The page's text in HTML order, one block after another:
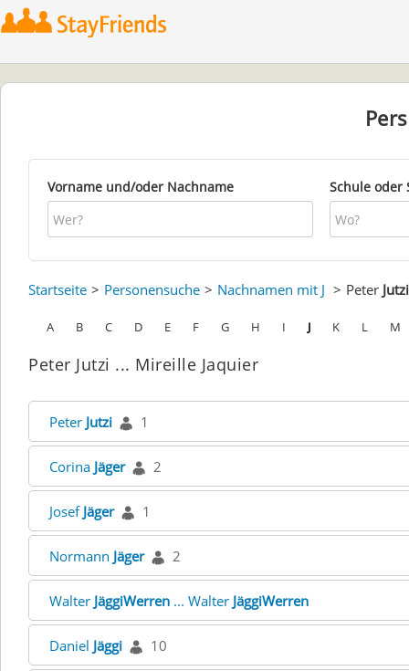
Vorname und/oder Nachname Schule oder
Startseite Personensuche Nachnamen mit J Peter Jutzi
A B C D E F G H I J K L M
Peter Jutzi ... Mireille Jaquier
Peter Jutzi 1
Corina Jäger 2
Josef Jäger 1
Normann Jäger 2
Walter JäggiWerren ... Walter JäggiWerren
Daniel Jäggi 10